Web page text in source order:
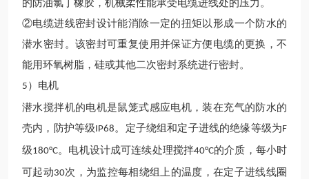
的防油氯丁橡胶，机械柔性能承受电缆进线处的压力。
②电缆进线密封设计能消除一定的扭矩以形成一个防水的
潜水密封。该密封可重复使用并保证方便电缆的更换，不
能用环氧树脂，硅或其他二次密封系统进行密封。
5 ）电机
潜水搅拌机的电机是鼠笼式感应电机，装在充气的防水的
壳内，防护等级IP68 。定子绕组和定子进线的绝缘等级为F
级180°C。电机设计成可连续处理搅拌40°C的介质，每小时
可起动30次，为监控每相绕组上的温度，在定子进线线圈